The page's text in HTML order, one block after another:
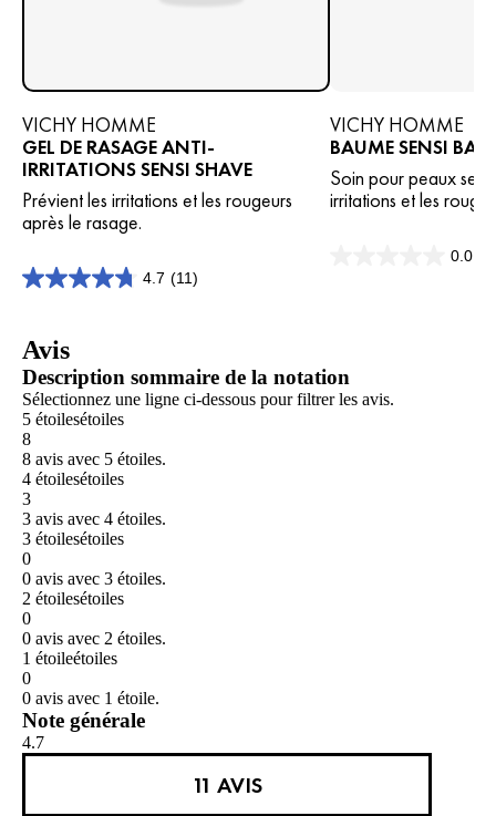
VICHY HOMME
GEL DE RASAGE ANTI-
IRRITATIONS SENSI SHAVE
Prévient les irritations et les rougeurs
après le rasage.
4.7 (11)
4.7
étoiles.
11
avis
VICHY HOMME
BAUME SENSI
Soin pour peaux
irritations et les
0.0
Avis
Description sommaire de la notation
Sélectionnez une ligne ci-dessous pour filtrer les avis.
5 étoilesétoiles
8
8 avis avec 5 étoiles.
4 étoilesétoiles
3
3 avis avec 4 étoiles.
3 étoilesétoiles
0
0 avis avec 3 étoiles.
2 étoilesétoiles
0
0 avis avec 2 étoiles.
1 étoileétoiles
0
0 avis avec 1 étoile.
Note générale
4.7
11 AVIS